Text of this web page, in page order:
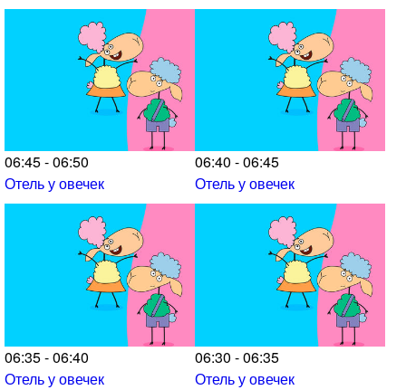
06:45 - 06:50
Отель у овечек
06:40 - 06:45
Отель у овечек
06:35 - 06:40
Отель у овечек
06:30 - 06:35
Отель у овечек